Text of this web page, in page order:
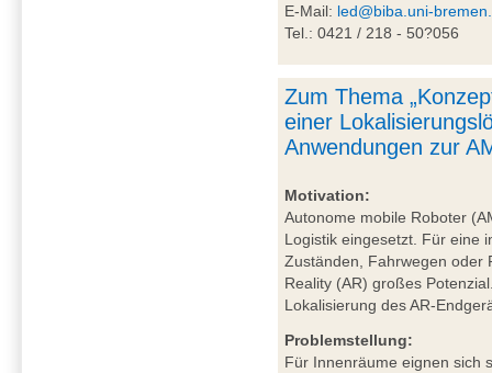
E-Mail: led@biba.uni-
Tel.: 0421 / 218 - 50?056
Zum Thema
einer
Anwendungen zur
Motivation:
Autonome mobile Roboter
Logistik eingesetzt. Für eine
Zuständen, Fahrwegen oder
Reality (AR) großes
Lokalisierung des AR-
Problemstellung:
Für Innenräume eignen sich